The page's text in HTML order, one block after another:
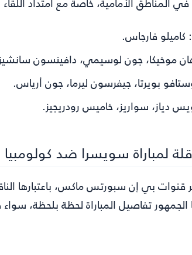
كاميلو فارجاس.
موخيكا، جون لوسيمي، دافينسون
بويرتا، جيفرسون ليرما، جون أرياس.
دياز، سواريز، خاميس رودريجيز.
لمباراة سويسرا ضد كولومبيا
الجمهور تفاصيل المباراة لحظة بلحظة،